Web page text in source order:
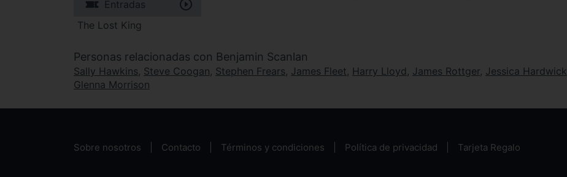
Entradas
The Lost King
Personas relacionadas con Benjamin Scanlan
Sally Hawkins, Steve Coogan, Stephen Frears, James Fleet, Harry Lloyd , James Rottger, Jessica Hardwick
Glenna Morrison
Sobre nosotros Contacto Términos y condiciones Política de privacidad Tarjeta Regalo